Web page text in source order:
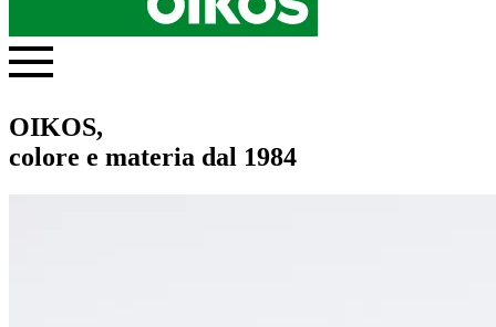
OIKOS,
colore e materia dal 1984